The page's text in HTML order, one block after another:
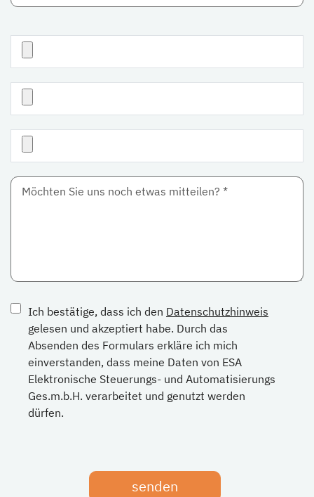
Ich bestätige, dass ich den Datenschutzhinweis
gelesen und akzeptiert habe. Durch das
Absenden des Formulars erkläre ich mich
einverstanden, dass meine Daten von ESA
Elektronische Steuerungs- und Automatisierungs
Ges.m.b.H. verarbeitet und genutzt werden
dürfen.
senden